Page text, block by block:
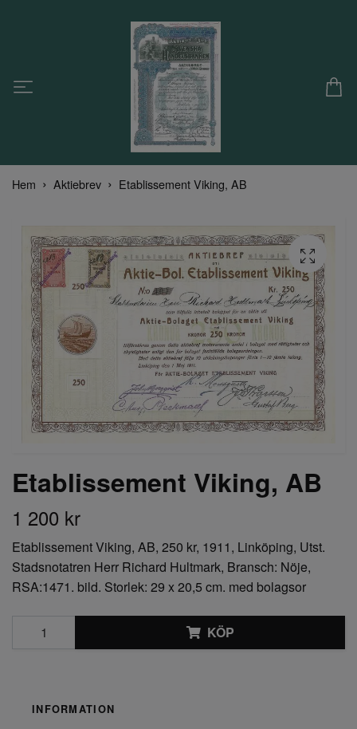
Hem Aktiebrev Etablissement Viking, AB
Etablissement Viking, AB
1 200 kr
Etablissement Viking, AB, 250 kr, 1911, Linköping, Utst.
Stadsnotatren Herr Richard Hultmark, Bransch: Nöje,
RSA:1471. bild. Storlek: 29 x 20,5 cm. med bolagsor
KÖP
INFORMATION